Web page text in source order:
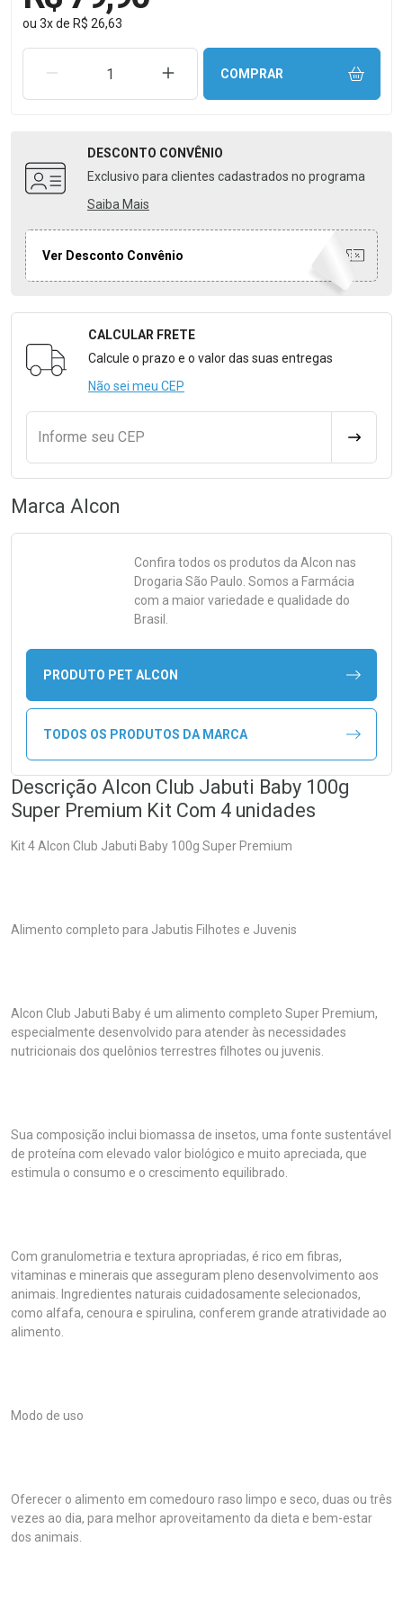
ou 3xde R$ 26,63
REMOVER UMA UNIDADEAUMENTAR UMA UNIDADE
COMPRAR
DESCONTO CONVÊNIO
Exclusivo para clientes cadastrados no programa
Saiba Mais
Ver Desconto Convênio
Formulário para Calcular o Frete
CALCULAR FRETE
Calcule o prazo e o valor das suas entregas
Não sei meu CEP
Informe seu CEP
Marca Alcon
Confira todos os produtos da Alcon nas
Drogaria São Paulo. Somos a Farmácia
com a maior variedade e qualidade do
Brasil.
PRODUTO PET ALCON
TODOS OS PRODUTOS DA MARCA
Descrição Alcon Club Jabuti Baby 100g
Super Premium Kit Com 4 unidades
Kit 4 Alcon Club Jabuti Baby 100g Super Premium
Alimento completo para Jabutis Filhotes e Juvenis
Alcon Club Jabuti Baby é um alimento completo Super Premium,
especialmente desenvolvido para atender às necessidades
nutricionais dos quelônios terrestres filhotes ou juvenis.
Sua composição inclui biomassa de insetos, uma fonte sustentável
de proteína com elevado valor biológico e muito apreciada, que
estimula o consumo e o crescimento equilibrado.
Com granulometria e textura apropriadas, é rico em fibras,
vitaminas e minerais que asseguram pleno desenvolvimento aos
animais. Ingredientes naturais cuidadosamente selecionados,
como alfafa, cenoura e spirulina, conferem grande atratividade ao
alimento.
Modo de uso
Oferecer o alimento em comedouro raso limpo e seco, duas ou três
vezes ao dia, para melhor aproveitamento da dieta e bem-estar
dos animais.